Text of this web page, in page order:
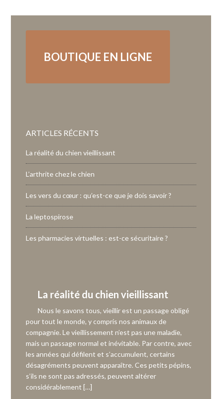
BOUTIQUE EN LIGNE
ARTICLES RÉCENTS
La réalité du chien vieillissant
L’arthrite chez le chien
Les vers du cœur : qu’est-ce que je dois savoir ?
La leptospirose
Les pharmacies virtuelles : est-ce sécuritaire ?
La réalité du chien vieillissant
Nous le savons tous, vieillir est un passage obligé
pour tout le monde, y compris nos animaux de
compagnie. Le vieillissement n’est pas une maladie,
mais un passage normal et inévitable. Par contre, avec
les années qui défilent et s’accumulent, certains
désagréments peuvent apparaître. Ces petits pépins,
s’ils ne sont pas adressés, peuvent altérer
considérablement […]